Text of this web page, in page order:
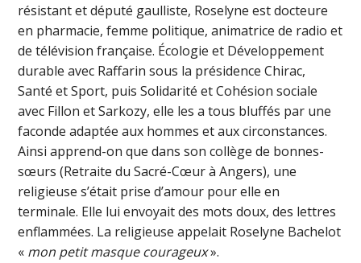
résistant et député gaulliste, Roselyne est docteure
en pharmacie, femme politique, animatrice de radio et
de télévision française. Écologie et Développement
durable avec Raffarin sous la présidence Chirac,
Santé et Sport, puis Solidarité et Cohésion sociale
avec Fillon et Sarkozy, elle les a tous bluffés par une
faconde adaptée aux hommes et aux circonstances.
Ainsi apprend-on que dans son collège de bonnes-
sœurs (Retraite du Sacré-Cœur à Angers), une
religieuse s’était prise d’amour pour elle en
terminale. Elle lui envoyait des mots doux, des lettres
enflammées. La religieuse appelait Roselyne Bachelot
« mon petit masque courageux».